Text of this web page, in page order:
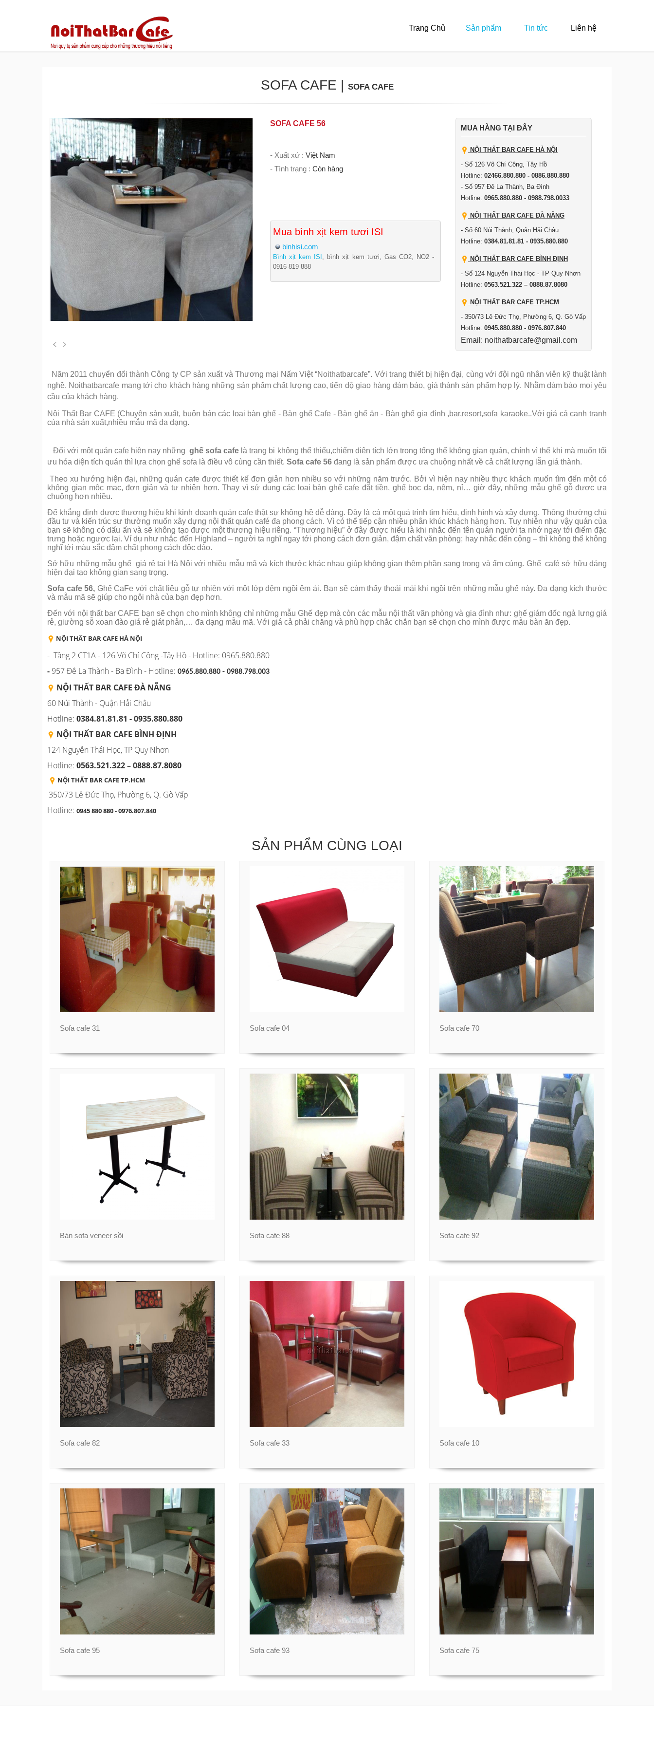
Trang Chủ Sản phẩm Tin tức Liên hệ
SOFA CAFE | SOFA CAFE
SOFA CAFE 56
- Xuất xứ : Việt Nam
- Tình trạng : Còn hàng
Mua bình xịt kem tươi ISI
binhisi.com
Bình xịt kem ISI , bình xịt kem tươi, Gas CO2, NO2 -
0916 819 888
MUA HÀNG TẠI ĐÂY
NỘI THẤT BAR CAFE HÀ NỘI
- Số 126 Võ Chí Công, Tây Hồ
Hotline: 02466.880.880 - 0886.880.880
- Số 957 Đê La Thành, Ba Đình
Hotline: 0965.880.880 - 0988.798.0033
NỘI THẤT BAR CAFE ĐÀ NẴNG
- Số 60 Núi Thành, Quận Hải Châu
Hotline: 0384.81.81.81 - 0935.880.880
NỘI THẤT BAR CAFE BÌNH ĐỊNH
- Số 124 Nguyễn Thái Học - TP Quy Nhơn
Hotline: 0563.521.322 – 0888.87.8080
NỘI THẤT BAR CAFE TP.HCM
- 350/73 Lê Đức Thọ, Phường 6, Q. Gò Vấp
Hotline: 0945.880.880 - 0976.807.840
Email: noithatbarcafe@gmail.com
Năm 2011 chuyển đổi thành Công ty CP sản xuất và Thương mại Nấm Việt “Noithatbarcafe”. Với trang thiết bị hiện đại, cùng với đội ngũ nhân viên kỹ thuật lành
nghề. Noithatbarcafe mang tới cho khách hàng những sản phẩm chất lượng cao, tiến độ giao hàng đảm bảo, giá thành sản phẩm hợp lý. Nhằm đảm bảo mọi yêu
cầu của khách hàng.
Nội Thất Bar CAFE (Chuyên sản xuất, buôn bán các loại bàn ghế - Bàn ghế Cafe - Bàn ghế ăn - Bàn ghế gia đình ,bar,resort,sofa karaoke..Với giá cả cạnh tranh
của nhà sản xuất,nhiều mẫu mã đa dạng.
Đối với một quán cafe hiện nay nhữngghế sofa cafe là trang bị không thể thiếu,chiếm diện tích lớn trong tổng thể không gian quán, chính vì thế khi mà muốn tối
ưu hóa diện tích quán thì lựa chọn ghế sofa là điều vô cùng cần thiết. Sofa cafe 56 đang là sản phẩm được ưa chuộng nhất về cả chất lượng lẫn giá thành.
Theo xu hướng hiện đại, những quán cafe được thiết kế đơn giản hơn nhiều so với những năm trước. Bởi vì hiện nay nhiều thực khách muốn tìm đến một có
không gian mộc mạc, đơn giản và tự nhiên hơn. Thay vì sử dụng các loại bàn ghế cafe đắt tiền, ghế bọc da, nệm, nỉ… giờ đây, những mẫu ghế gỗ được ưa
chuộng hơn nhiều.
Để khẳng định được thương hiệu khi kinh doanh quán cafe thật sự không hề dễ dàng. Đây là cả một quá trình tìm hiểu, định hình và xây dựng. Thông thường chủ
đầu tư và kiến trúc sư thường muốn xây dựng nội thất quán café đa phong cách. Vì có thể tiếp cận nhiều phân khúc khách hàng hơn. Tuy nhiên như vậy quán của
bạn sẽ không có dấu ấn và sẽ không tạo được một thương hiệu riêng. “Thương hiệu” ở đây được hiểu là khi nhắc đến tên quán người ta nhớ ngay tới điểm đặc
trưng hoặc ngược lại. Ví dụ như nhắc đến Highland – người ta nghĩ ngay tới phong cách đơn giản, đậm chất văn phòng; hay nhắc đến cộng – thì không thể không
nghĩ tới màu sắc đậm chất phong cách độc đáo.
Sở hữu những mẫu ghế giá rẻ tại Hà Nội với nhiều mẫu mã và kích thước khác nhau giúp không gian thêm phần sang trọng và ấm cúng. Ghế café sở hữu dáng
hiện đại tạo không gian sang trọng.
Sofa cafe 56, Ghế CaFe với chất liệu gỗ tự nhiên với một lớp đệm ngồi êm ái. Bạn sẽ cảm thấy thoải mái khi ngồi trên những mẫu ghế này. Đa dạng kích thước
và mẫu mã sẽ giúp cho ngôi nhà của bạn đẹp hơn.
Đến với nội thất bar CAFE bạn sẽ chọn cho mình không chỉ những mẫu Ghế đẹp mà còn các mẫu nội thất văn phòng và gia đình như: ghế giám đốc ngả lưng giá
rẻ, giường sỗ xoan đào giá rẻ giát phản,… đa dạng mẫu mã. Với giá cả phải chăng và phù hợp chắc chắn bạn sẽ chọn cho mình được mẫu bàn ăn đẹp.
NỘI THẤT BAR CAFE HÀ NỘI
- Tầng 2 CT1A - 126 Võ Chí Công -Tây Hồ - Hotline: 0965.880.880
- 957 Đê La Thành - Ba Đình - Hotline: 0965.880.880 - 0988.798.003
NỘI THẤT BAR CAFE ĐÀ NẴNG
60 Núi Thành - Quận Hải Châu
Hotline: 0384.81.81.81 - 0935.880.880
NỘI THẤT BAR CAFE BÌNH ĐỊNH
124 Nguyễn Thái Học, TP Quy Nhơn
Hotline: 0563.521.322 – 0888.87.8080
NỘI THẤT BAR CAFE TP.HCM
350/73 Lê Đức Thọ, Phường 6, Q. Gò Vấp
Hotline: 0945 880 880 - 0976.807.840
SẢN PHẨM CÙNG LOẠI
Sofa cafe 31 Sofa cafe 04 Sofa cafe 70
Bàn sofa veneer sồi Sofa cafe 88 Sofa cafe 92
Sofa cafe 82 Sofa cafe 33 Sofa cafe 10
Sofa cafe 95 Sofa cafe 93 Sofa cafe 75